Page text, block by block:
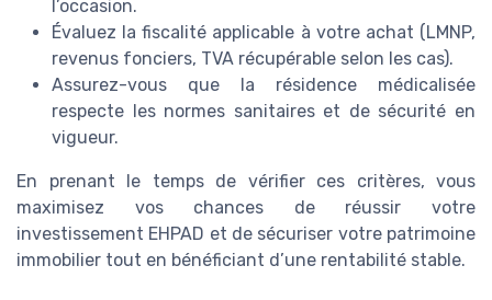
l’occasion.
Évaluez la fiscalité applicable à votre achat (LMNP,
revenus fonciers, TVA récupérable selon les cas).
Assurez-vous que la résidence médicalisée
respecte les normes sanitaires et de sécurité en
vigueur.
En prenant le temps de vérifier ces critères, vous
maximisez vos chances de réussir votre
investissement EHPAD et de sécuriser votre patrimoine
immobilier tout en bénéficiant d’une rentabilité stable.